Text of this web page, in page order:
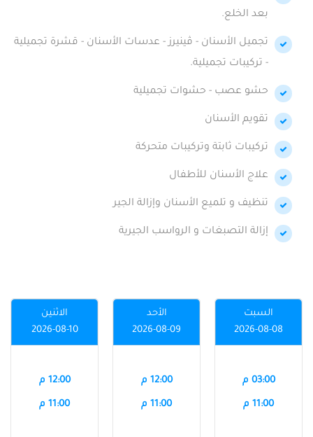
بعد الخلع.
تجميل الأسنان - ڤينيرز - عدسات الأسنان - قشرة تجميلية
- تركيبات تجميلية.
حشو عصب - حشوات تجميلية
تقويم الأسنان
تركيبات ثابتة وتركيبات متحركة
علاج الأسنان للأطفال
تنظيف و تلميع الأسنان وإزالة الجير
إزالة التصبغات و الرواسب الجيرية
السبت
2026-08-08
03:00 م
11:00 م
الأحد
2026-08-09
12:00 م
11:00 م
الاثنين
2026-08-10
12:00 م
11:00 م